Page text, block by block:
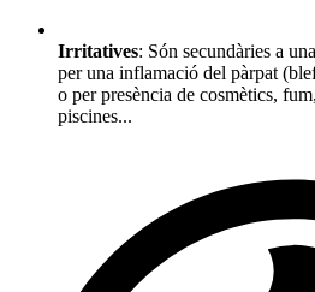
Irritatives: Són secundàries a
per una inflamació del pàrpat
o per presència de cosmètics,
piscines...